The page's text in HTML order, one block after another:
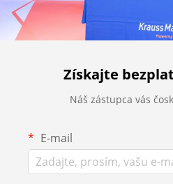
Získajte
Náš zástupca vás
E-mail